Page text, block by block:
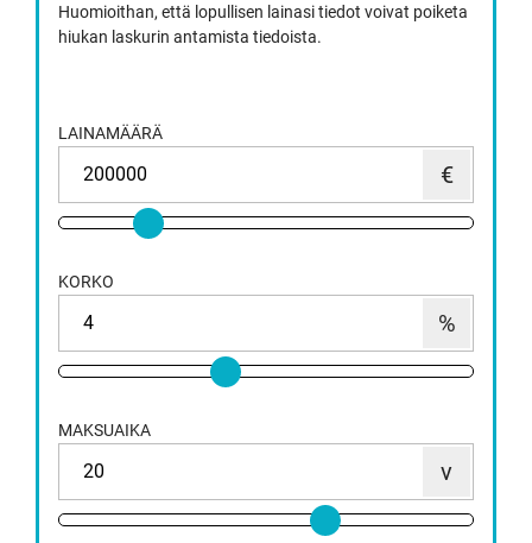
Huomioithan, että lopullisen lainasi tiedot voivat poiketa
hiukan laskurin antamista tiedoista.
LAINAMÄÄRÄ
KORKO
MAKSUAIKA